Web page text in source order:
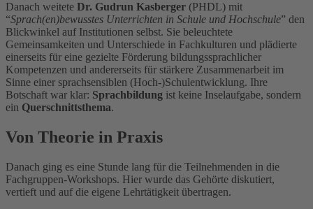
Danach weitete Dr. Gudrun Kasberger (PHDL) mit
“Sprach(en)bewusstes Unterrichten in Schule und Hochschule” den
Blickwinkel auf Institutionen selbst. Sie beleuchtete
Gemeinsamkeiten und Unterschiede in Fachkulturen und plädierte
einerseits für eine gezielte Förderung bildungssprachlicher
Kompetenzen und andererseits für stärkere Zusammenarbeit im
Sinne einer sprachsensiblen (Hoch-)Schulentwicklung. Ihre
Botschaft war klar: Sprachbildung ist keine Inselaufgabe, sondern
ein Querschnittsthema.
Von Theorie in Praxis
Danach ging es eine Stunde lang für die Teilnehmenden in die
Fachgruppen-Workshops. Hier wurde das Gehörte diskutiert,
vertieft und auf die eigene Lehrtätigkeit übertragen.